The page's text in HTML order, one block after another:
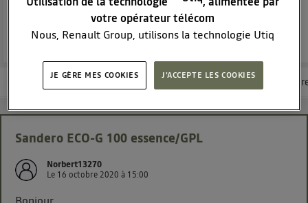
REJOINDRE
Les questions de la communauté Les articles Consultez la
Sandero ECO-G 100 essence/GPL
Norbert13270
Le 16 octobre 2020 à 15:00
votre opérateur télécom
Nous, Renault Group, utilisons la technologie Utiq
cette notice de consentement) et liées à votre
télécom participantet que vous consentez sur
chaque site).
de vos données personnelles en vous offrant choix et
contrôle.
Elle utilise un identifiant créé par votre opérateur
JE GÈRE MES COOKIES J'ACCEPTE LES COOKIES